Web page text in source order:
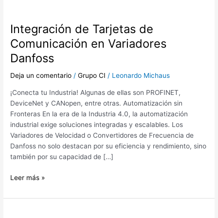
Integración de Tarjetas de
Comunicación en Variadores
Danfoss
Deja un comentario /Grupo CI / Leonardo Michaus
¡Conecta tu Industria! Algunas de ellas son PROFINET,
DeviceNet y CANopen, entre otras. Automatización sin
Fronteras En la era de la Industria 4.0, la automatización
industrial exige soluciones integradas y escalables. Los
Variadores de Velocidad o Convertidores de Frecuencia de
Danfoss no solo destacan por su eficiencia y rendimiento, sino
también por su capacidad de […]
Leer más »